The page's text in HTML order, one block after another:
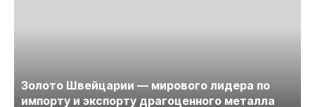
Золото Швейцарии — мирового лидера по
импорту и экспорту драгоценного металла